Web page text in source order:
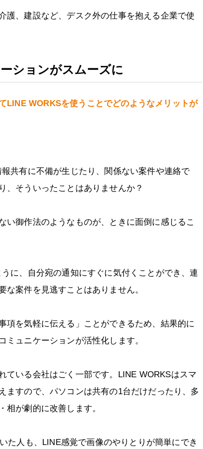
護、建設など、デスク外の仕事を抱える企業で使
ションがスムーズに
LINE WORKSを使うことでどのようなメリットが
共有に不備が生じたり、関係ない案件や連絡で
、そういったことはありませんか？
い御作法のようなものが、ときに面倒に感じるこ
に、自分宛の通知にすぐに気付くことができ、連
案件を見逃すことはありません。
項を気軽に伝える」ことができるため、結果的に
ュニケーションが活性化します。
ている会社はごく一部です。LINE WORKSはスマ
ますので、パソコンは共有の1台だけだったり、多
相が劇的に改善します。
た人も、LINE感覚で画像のやりとりが簡単にでき